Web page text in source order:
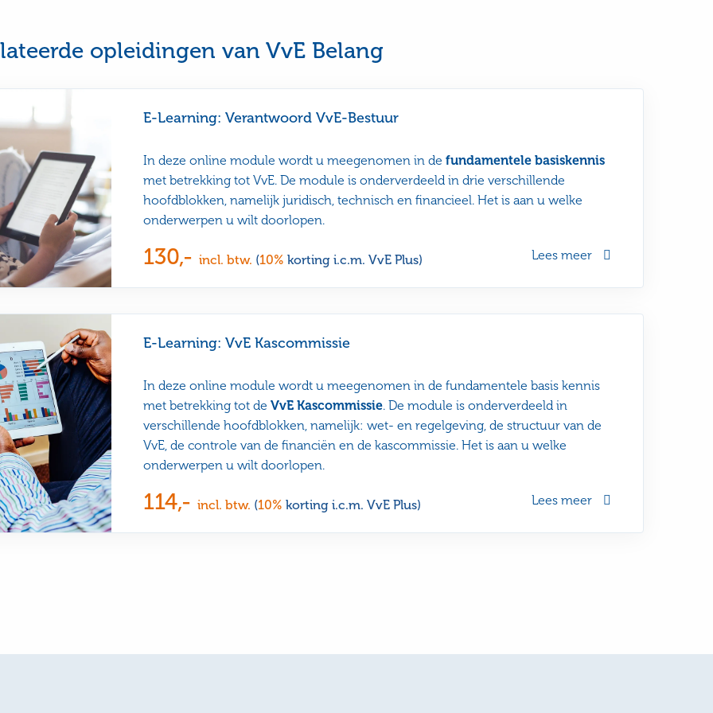
useful
opleidingen van VvE Belang
E-Learning: Verantwoord VvE-Bestuur
In deze online module wordt u meegenomen in de fundamentele basiskennis
met betrekking tot VvE. De module is onderverdeeld in drie verschillende
hoofdblokken, namelijk juridisch, technisch en financieel. Het is aan u welke
onderwerpen u wilt doorlopen.
130,- incl. btw. (10% korting i.c.m. VvE Plus) Lees meer
E-Learning: VvE Kascommissie
In deze online module wordt u meegenomen in de fundamentele basis kennis
met betrekking tot de VvE Kascommissie. De module is onderverdeeld in
verschillende hoofdblokken, namelijk: wet- en regelgeving, de structuur van de
VvE, de controle van de financiën en de kascommissie. Het is aan u welke
onderwerpen u wilt doorlopen.
114,- incl. btw. (10% korting i.c.m. VvE Plus) Lees meer